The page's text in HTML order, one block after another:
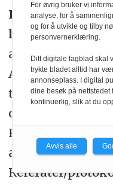
Innhold –
lagres?-
ansettelse -
til
om egnethet
ansatte -
Referater/
For øvrig bruker vi
analyse, for å
og for å utvikle og tilby
personvernerklæring.
Ditt digitale fagblad skal
trykte bladet alltid har
annonseplass. I digital
dine besøk på nettstedet
kontinuerlig, slik at du
Avvis alle